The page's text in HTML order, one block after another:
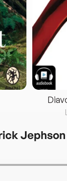
Jephson